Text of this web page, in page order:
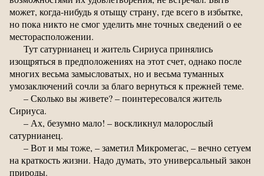
может, когда-нибудь я отыщу страну, где всего в избытке,
но пока никто не смог уделить мне точных сведений о ее
месторасположении.
Тут сатурнианец и житель Сириуса принялись
изощряться в предположениях на этот счет, однако после
многих весьма замысловатых, но и весьма туманных
умозаключений сочли за благо вернуться к прежней теме.
– Сколько вы живете? – поинтересовался житель
Сириуса.
– Ах, безумно мало! – воскликнул малорослый
сатурнианец.
– Вот и мы тоже, – заметил Микромегас, – вечно сетуем
на краткость жизни. Надо думать, это универсальный закон
природы.